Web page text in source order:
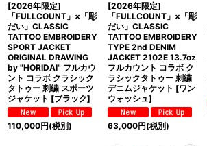
[2026年限定]
「FULLCOUNT」×「彫
だい」CLASSIC
TATTOO EMBROIDERY
SPORT JACKET
ORIGINAL DRAWING
by "HORIDAI" フルカウ
ント コラボ クラシック
タトゥー 刺繍 スポーツ
ジャケット [ブラック]
110,000円(税別)
[2026年限定]
「FULLCOUNT」×「彫
だい」CLASSIC
TATTOO EMBROIDERY
TYPE 2nd DENIM
JACKET 2102E 13.7oz
フルカウント コラボ ク
ラシックタトゥー 刺繍
デニムジャケット [ワン
ウォッシュ]
63,000円(税別)